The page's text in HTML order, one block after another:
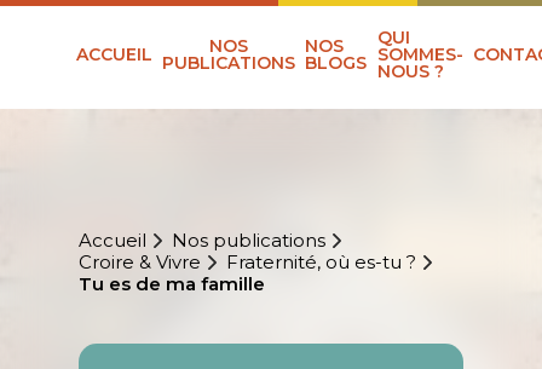
ACCUEIL NOS
PUBLICATIONS
NOS
BLOGS
QUI
SOMMES-
NOUS ?
Accueil
Nos publications
Croire & Vivre
Fraternité, où es-tu ?
Tu es de ma famille